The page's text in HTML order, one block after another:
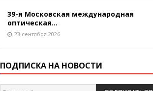
39-я Московская международная
оптическая...
23 сентября 2026
ПОДПИСКА НА НОВОСТИ